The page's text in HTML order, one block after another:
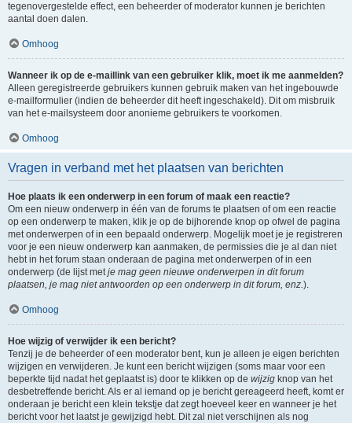
tegenovergestelde effect, een beheerder of moderator kunnen je berichten
aantal doen dalen.
Omhoog
Wanneer ik op de e-maillink van een gebruiker klik, moet ik me aanmelden?
Alleen geregistreerde gebruikers kunnen gebruik maken van het ingebouwde
e-mailformulier (indien de beheerder dit heeft ingeschakeld). Dit om misbruik
van het e-mailsysteem door anonieme gebruikers te voorkomen.
Omhoog
Vragen in verband met het plaatsen van berichten
Hoe plaats ik een onderwerp in een forum of maak een reactie?
Om een nieuw onderwerp in één van de forums te plaatsen of om een reactie
op een onderwerp te maken, klik je op de bijhorende knop op ofwel de pagina
met onderwerpen of in een bepaald onderwerp. Mogelijk moet je je registreren
voor je een nieuw onderwerp kan aanmaken, de permissies die je al dan niet
hebt in het forum staan onderaan de pagina met onderwerpen of in een
onderwerp (de lijst metje mag geen nieuwe onderwerpen in dit forum
plaatsen, je mag niet antwoorden op een onderwerp in dit forum, enz.).
Omhoog
Hoe wijzig of verwijder ik een bericht?
Tenzij je de beheerder of een moderator bent, kun je alleen je eigen berichten
wijzigen en verwijderen. Je kunt een bericht wijzigen (soms maar voor een
beperkte tijd nadat het geplaatst is) door te klikken op de wijzig knop van het
desbetreffende bericht. Als er al iemand op je bericht gereageerd heeft, komt er
onderaan je bericht een klein tekstje dat zegt hoeveel keer en wanneer je het
bericht voor het laatst je gewijzigd hebt. Dit zal niet verschijnen als nog